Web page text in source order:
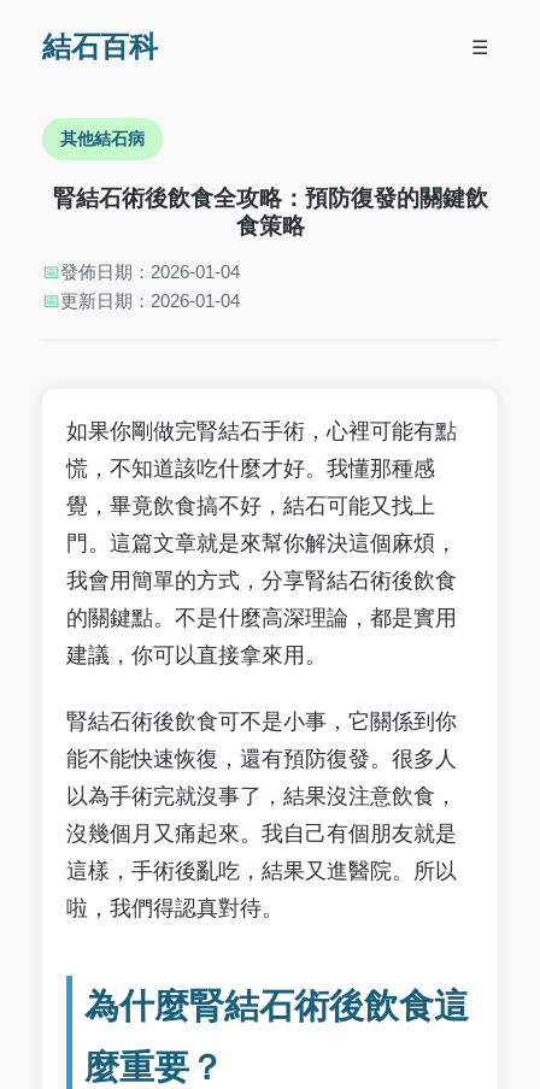
結石百科 ☰
其他結石病
腎結石術後飲食全攻略：預防復發的關鍵飲
食策略
📅發佈日期：2026-01-04
📅更新日期：2026-01-04
如果你剛做完腎結石手術，心裡可能有點
慌，不知道該吃什麼才好。我懂那種感
覺，畢竟飲食搞不好，結石可能又找上
門。這篇文章就是來幫你解決這個麻煩，
我會用簡單的方式，分享腎結石術後飲食
的關鍵點。不是什麼高深理論，都是實用
建議，你可以直接拿來用。
腎結石術後飲食可不是小事，它關係到你
能不能快速恢復，還有預防復發。很多人
以為手術完就沒事了，結果沒注意飲食，
沒幾個月又痛起來。我自己有個朋友就是
這樣，手術後亂吃，結果又進醫院。所以
啦，我們得認真對待。
為什麼腎結石術後飲食這
麼重要？